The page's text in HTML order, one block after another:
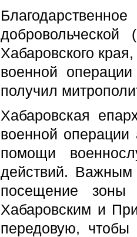
добровольческой
Хабаровского
военной
получил
Хабаровская
военной операции
помощи
действий. Важным
посещение зоны
Хабаровским и
передовую,